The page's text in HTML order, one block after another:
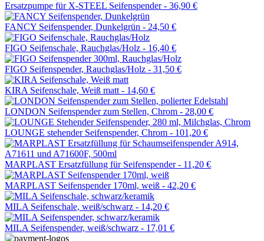
Ersatzpumpe für X-STEEL Seifenspender - 36,90 €
FANCY Seifenspender, Dunkelgrün - 24,50 €
FIGO Seifenschale, Rauchglas/Holz - 16,40 €
FIGO Seifenspender, Rauchglas/Holz - 31,50 €
KIRA Seifenschale, Weiß matt - 14,60 €
LONDON Seifenspender zum Stellen, Chrom - 28,00 €
LOUNGE stehender Seifenspender, Chrom - 101,20 €
MARPLAST Ersatzfüllung für Seifenspender - 11,20 €
MARPLAST Seifenspender 170ml, weiß - 42,20 €
MILA Seifenschale, weiß/schwarz - 14,20 €
MILA Seifenspender, weiß/schwarz - 17,01 €